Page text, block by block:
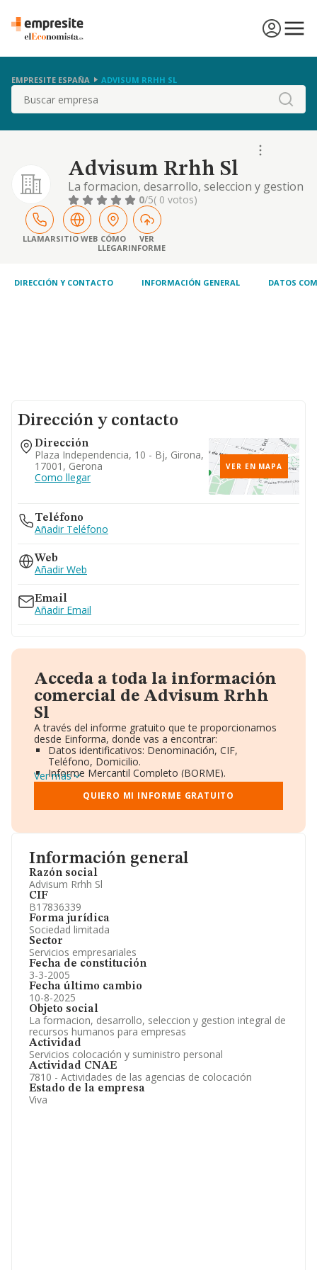
EMPRESITE ESPAÑA ADVISUM RRHH SL
Buscar
Advisum Rrhh Sl
La formacion, desarrollo, seleccion y gestion
integral de recursos humanos para
empresas
0/5( 0 votos)
LLAMARSITIO WEB CÓMO
LLEGAR
VER
INFORME
DIRECCIÓN Y CONTACTO INFORMACIÓN GENERAL DATOS
Información general
Razón social
Advisum Rrhh Sl
CIF
B17836339
Forma jurídica
Sociedad limitada
Sector
Servicios empresariales
Fecha de constitución
3-3-2005
Fecha último cambio
10-8-2025
Objeto social
La formacion, desarrollo, seleccion y gestion integral de
recursos humanos para empresas
Actividad
Servicios colocación y suministro personal
Actividad CNAE
7810 - Actividades de las agencias de colocación
Estado de la empresa
Viva
Dirección y contacto
Dirección
Plaza Independencia, 10 - Bj, Girona,
17001, Gerona
Como llegar
VER EN MAPA
Teléfono
Añadir Teléfono
Web
Añadir Web
Email
Añadir Email
Acceda a toda la información
comercial de Advisum Rrhh
Sl
A través del informe gratuito que te proporcionamos
desde Einforma, donde vas a encontrar:
Datos identificativos: Denominación, CIF,
Teléfono, Domicilio.
Informe Mercantil Completo (BORME).
Gráficos de Evolución Ventas y Empleados.
Consejo de Administración y Administradores.
Directivos y Ejecutivos.
Información oficial y registral complementaria.
Ver más
QUIERO MI INFORME GRATUITO